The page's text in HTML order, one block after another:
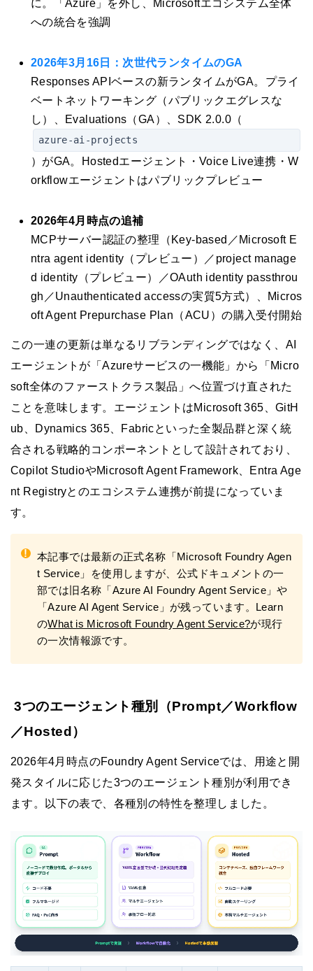
に。「Azure」を外し、Microsoftエコシステム全体
への統合を強調
2026年3月16日：次世代ランタイムのGA
Responses APIベースの新ランタイムがGA。プライ
ベートネットワーキング（パブリックエグレスな
し）、Evaluations（GA）、SDK 2.0.0（
azure-ai-projects
）がGA。Hostedエージェント・Voice Live連携・W
orkflowエージェントはパブリックプレビュー
2026年4月時点の追補
MCPサーバー認証の整理（Key-based／Microsoft E
ntra agent identity（プレビュー）／project manage
d identity（プレビュー）／OAuth identity passthrou
gh／Unauthenticated accessの実質5方式）、Micros
oft Agent Prepurchase Plan（ACU）の購入受付開始
この一連の更新は単なるリブランディングではなく、AI
エージェントが「Azureサービスの一機能」から「Micro
soft全体のファーストクラス製品」へ位置づけ直された
ことを意味します。エージェントはMicrosoft 365、GitH
ub、Dynamics 365、Fabricといった全製品群と深く統
合される戦略的コンポーネントとして設計されており、
Copilot StudioやMicrosoft Agent Framework、Entra Age
nt Registryとのエコシステム連携が前提になっていま
す。
!
本記事では最新の正式名称「Microsoft Foundry Agen
t Service」を使用しますが、公式ドキュメントの一
部では旧名称「Azure AI Foundry Agent Service」や
「Azure AI Agent Service」が残っています。Learn
のWhat is Microsoft Foundry Agent Service?が現行
の一次情報源です。
3つのエージェント種別（Prompt／Workflow
／Hosted）
2026年4月時点のFoundry Agent Serviceでは、用途と開
発スタイルに応じた3つのエージェント種別が利用でき
ます。以下の表で、各種別の特性を整理しました。